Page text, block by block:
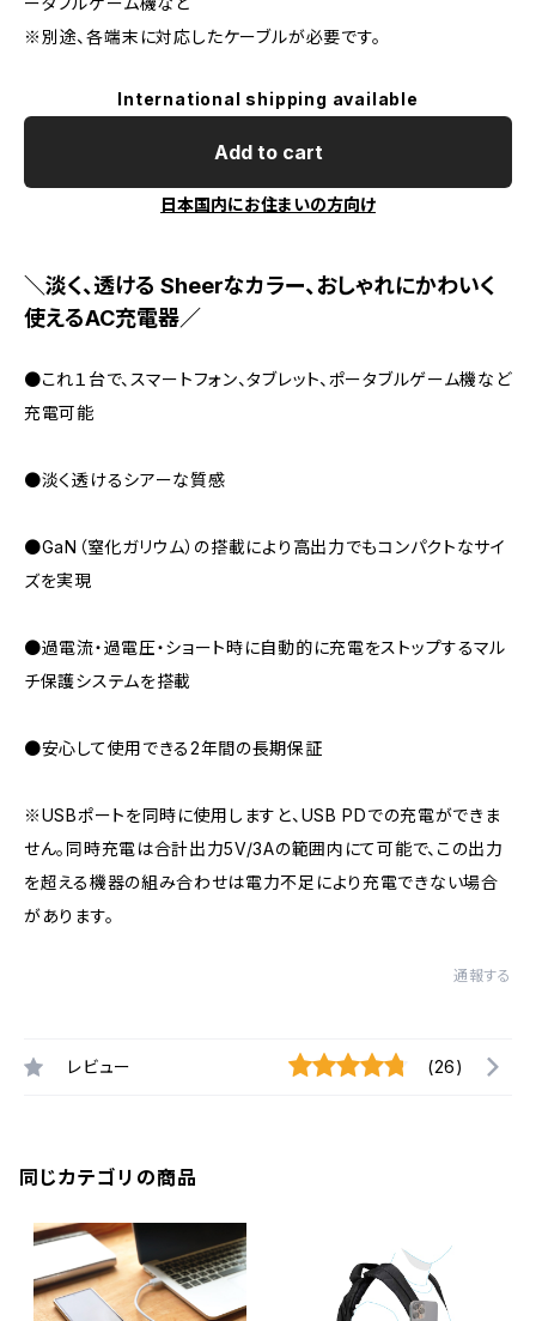
※別途、各端末に対応したケーブルが必要です。
International shipping available
Add to cart
日本国内にお住まいの方向け
＼淡く、透ける Sheerなカラー、おしゃれにかわいく
使えるAC充電器／
●これ１台で、スマートフォン、タブレット、ポータブルゲーム機など
充電可能
●淡く透けるシアーな質感
●GaN（窒化ガリウム）の搭載により高出力でもコンパクトなサイ
ズを実現
●過電流・過電圧・ショート時に自動的に充電をストップするマル
チ保護システムを搭載
●安心して使用できる2年間の長期保証
※USBポートを同時に使用しますと、USB PDでの充電ができま
せん。同時充電は合計出力5V/3Aの範囲内にて可能で、この出力
を超える機器の組み合わせは電力不足により充電できない場合
があります。
通報する
レビュー (26)
同じカテゴリの商品